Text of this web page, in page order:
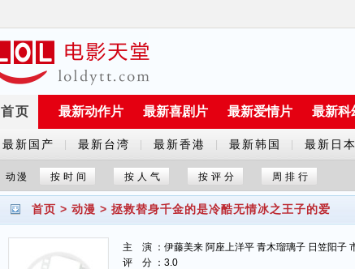
首页 最新动作片 最新喜剧片 最新爱情片 最新科
最新国产
剧
最新台湾 最新香港 最新韩国 最新日本
动漫 按时间 按人气 按评分 周排行
首页 > 动漫 > 拯救替身千金的是冷酷无情冰之王子的爱
主 演 ：伊藤美来 阿座上洋平 青木瑠璃子 日笠阳子
评 分 ：3.0